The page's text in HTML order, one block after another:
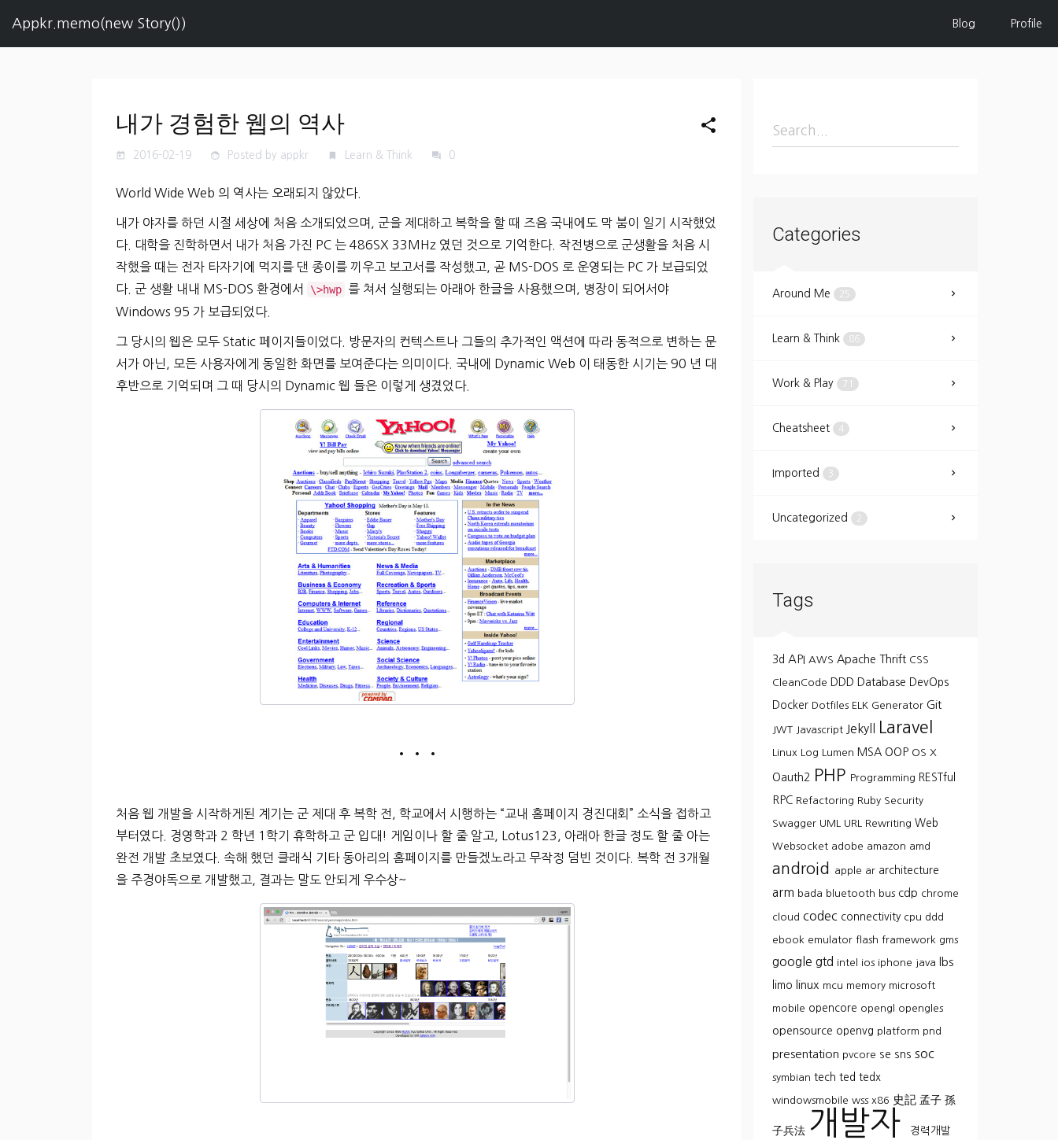
Appkr.memo(new Story()) Blog Profile
내가 경험한 웹의 역사 share
today 2016-02-19 face Posted by appkr Learn & Think forum 0
World Wide Web 의 역사는 오래되지 않았다.
내가 야자를 하던 시절 세상에 처음 소개되었으며, 군을 제대하고 복학을 할 때 즈음 국내에도 막 붐이 일기 시작했었
다. 대학을 진학하면서 내가 처음 가진 PC 는 486SX 33MHz 였던 것으로 기억한다. 작전병으로 군생활을 처음 시
작했을 때는 전자 타자기에 먹지를 댄 종이를 끼우고 보고서를 작성했고, 곧 MS-DOS 로 운영되는 PC 가 보급되었
다. 군 생활 내내 MS-DOS 환경에서
\>hwp 를 쳐서 실행되는 아래아 한글을 사용했으며, 병장이 되어서야
Windows 95 가 보급되었다.
그 당시의 웹은 모두 Static 페이지들이었다. 방문자의 컨텍스트나 그들의 추가적인 액션에 따라 동적으로 변하는 문
서가 아닌, 모든 사용자에게 동일한 화면를 보여준다는 의미이다. 국내에 Dynamic Web 이 태동한 시기는 90 년 대
후반으로 기억되며 그 때 당시의 Dynamic 웹 들은 이렇게 생겼었다.
• • •
처음 웹 개발을 시작하게된 계기는 군 제대 후 복학 전, 학교에서 시행하는 “교내 홈페이지 경진대회” 소식을 접하고
부터였다. 경영학과 2 학년 1학기 휴학하고 군 입대! 게임이나 할 줄 알고, Lotus123, 아래아 한글 정도 할 줄 아는
완전 개발 초보였다. 속해 했던 클래식 기타 동아리의 홈페이지를 만들겠노라고 무작정 덤빈 것이다. 복학 전 3개월
을 주경야독으로 개발했고, 결과는 말도 안되게 우수상~
Categories
Around Me 25
Learn & Think 86
Work & Play 71
Cheatsheet 4
Imported 3
Uncategorized 2
Tags
3d API AWS Apache Thrift CSS
CleanCode DDD Database DevOps
Docker Dotfiles ELK Generator Git
JWT Javascript Jekyll Laravel
Linux Log Lumen MSA OOP OS X
Oauth2 PHP Programming RESTful
RPC Refactoring Ruby Security
Swagger UML URL Rewriting Web
Websocket adobe amazon amd
android apple ar architecture
arm bada bluetooth bus cdp chrome
cloud codec connectivity cpu ddd
ebook emulator flash framework gms
google gtd intel ios iphone java lbs
limo linux mcu memory microsoft
mobile opencore opengl opengles
opensource openvg platform pnd
presentation pvcore se sns soc
symbian tech ted tedx
windowsmobile wss x86 史記 孟子 孫
子兵法 개발자 경력개발